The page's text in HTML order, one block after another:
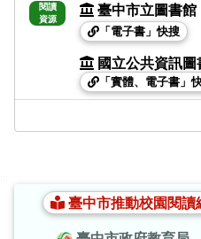
閱讀
資源
臺中市立圖書館
「電子書」快搜
國立公共資訊圖
「實體、電子書」
臺中市推動校園閱讀